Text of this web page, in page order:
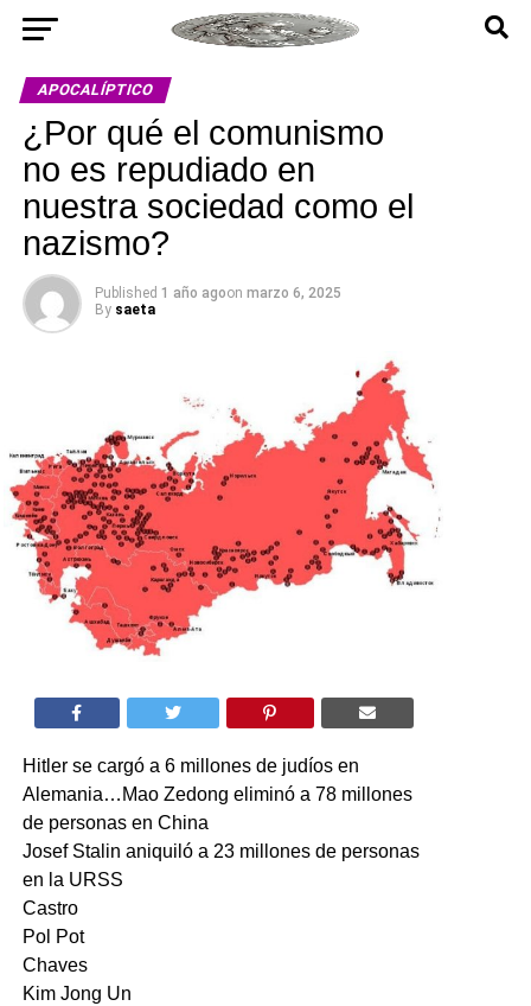
APOCALÍPTICO
¿Por qué el comunismo
no es repudiado en
nuestra sociedad como el
nazismo?
Published 1 año agoon marzo 6, 2025
By saeta
Hitler se cargó a 6 millones de judíos en
Alemania…Mao Zedong eliminó a 78 millones
de personas en China
Josef Stalin aniquiló a 23 millones de personas
en la URSS
Castro
Pol Pot
Chaves
Kim Jong Un